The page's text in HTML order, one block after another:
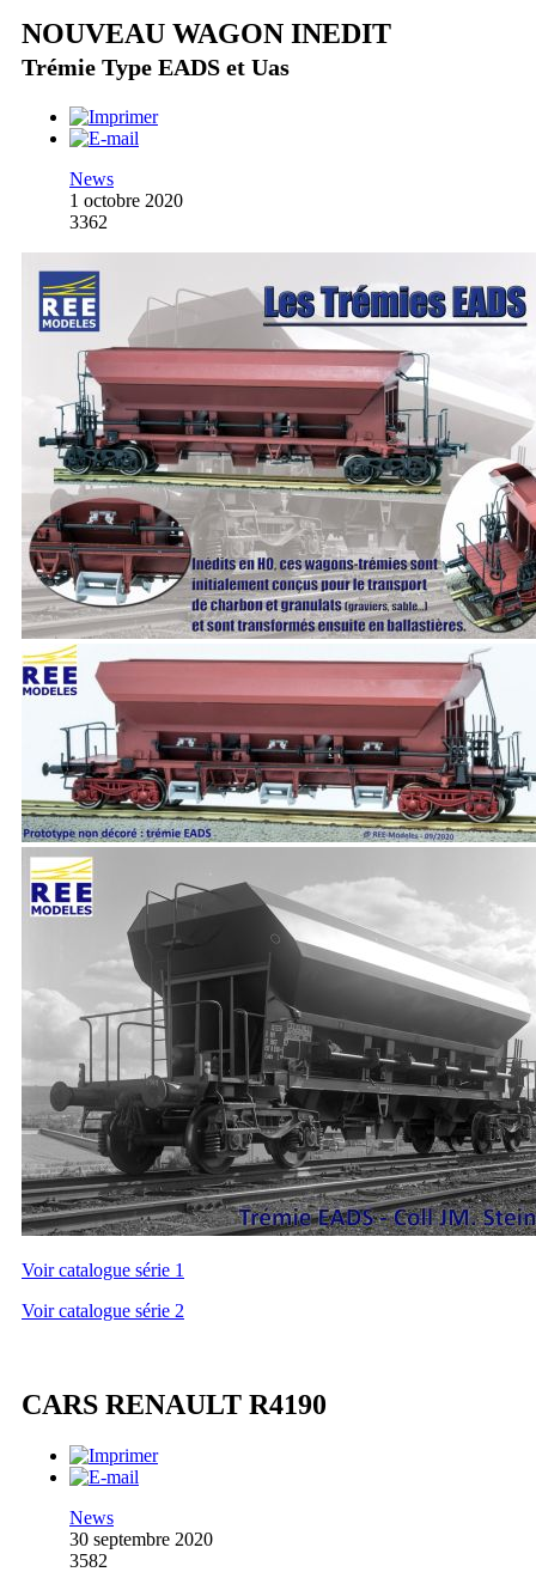
NOUVEAU WAGON INEDIT
Trémie Type EADS et Uas
News
1 octobre 2020
3362
Voir catalogue série 1
Voir catalogue série 2
CARS RENAULT R4190
News
30 septembre 2020
3582